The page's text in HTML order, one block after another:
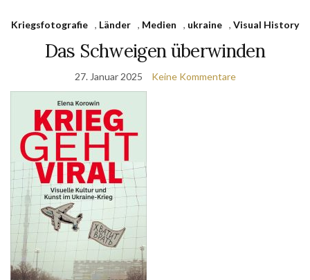
Kriegsfotografie , Länder , Medien , ukraine , Visual History
Das Schweigen überwinden
27. Januar 2025 Keine Kommentare